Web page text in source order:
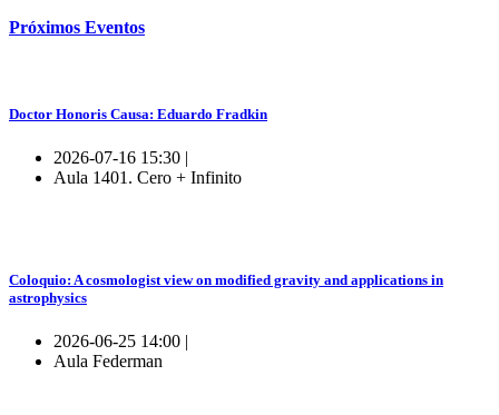
Próximos Eventos
Doctor Honoris Causa: Eduardo Fradkin
2026-07-16 15:30 |
Aula 1401. Cero + Infinito
Coloquio: A cosmologist view on modified gravity and applications in
astrophysics
2026-06-25 14:00 |
Aula Federman